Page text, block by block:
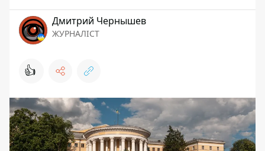
Дмитрий Чернышев
ЖУРНАЛІСТ
👍